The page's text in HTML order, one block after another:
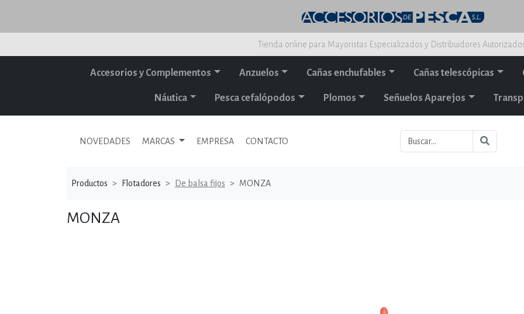
Tienda online para Mayoristas Especializados y Distribuidores
Accesorios y Complementos Anzuelos Cañas enchufables Cañas telescópicas
Náutica Pesca cefalópodos Plomos Señuelos Aparejos
NOVEDADES MARCAS EMPRESA CONTACTO
Productos Flotadores De balsa fijos MONZA
MONZA